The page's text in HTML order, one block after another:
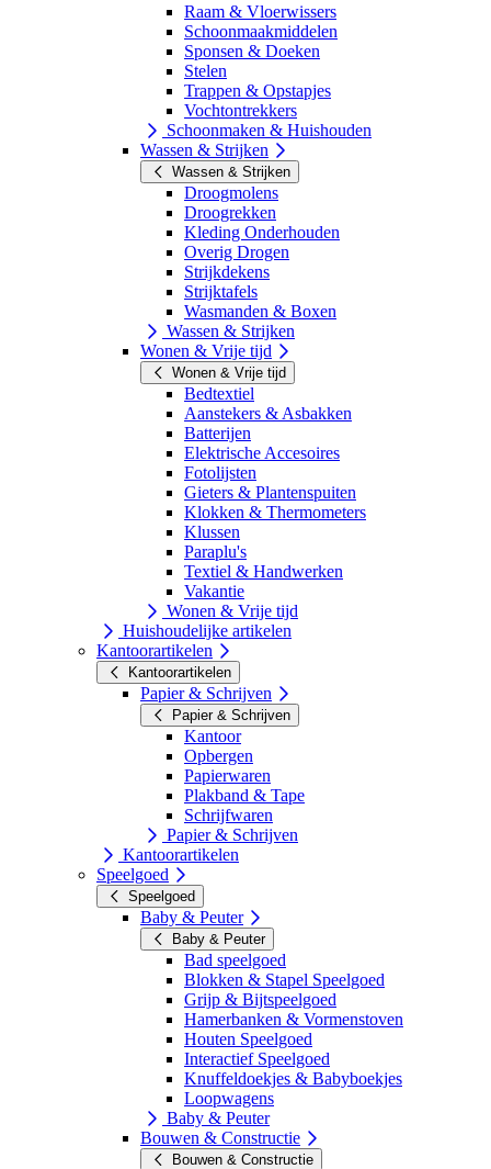
Raam & Vloerwissers
Schoonmaakmiddelen
Sponsen & Doeken
Stelen
Trappen & Opstapjes
Vochtontrekkers
Schoonmaken & Huishouden
Wassen & Strijken
Wassen & Strijken
Droogmolens
Droogrekken
Kleding Onderhouden
Overig Drogen
Strijkdekens
Strijktafels
Wasmanden & Boxen
Wassen & Strijken
Wonen & Vrije tijd
Wonen & Vrije tijd
Bedtextiel
Aanstekers & Asbakken
Batterijen
Elektrische Accesoires
Fotolijsten
Gieters & Plantenspuiten
Klokken & Thermometers
Klussen
Paraplu's
Textiel & Handwerken
Vakantie
Wonen & Vrije tijd
Huishoudelijke artikelen
Kantoorartikelen
Kantoorartikelen
Papier & Schrijven
Papier & Schrijven
Kantoor
Opbergen
Papierwaren
Plakband & Tape
Schrijfwaren
Papier & Schrijven
Kantoorartikelen
Speelgoed
Speelgoed
Baby & Peuter
Baby & Peuter
Bad speelgoed
Blokken & Stapel Speelgoed
Grijp & Bijtspeelgoed
Hamerbanken & Vormenstoven
Houten Speelgoed
Interactief Speelgoed
Knuffeldoekjes & Babyboekjes
Loopwagens
Baby & Peuter
Bouwen & Constructie
Bouwen & Constructie